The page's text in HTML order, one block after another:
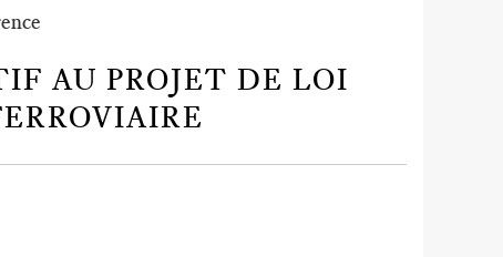
AU PROJET DE LOI